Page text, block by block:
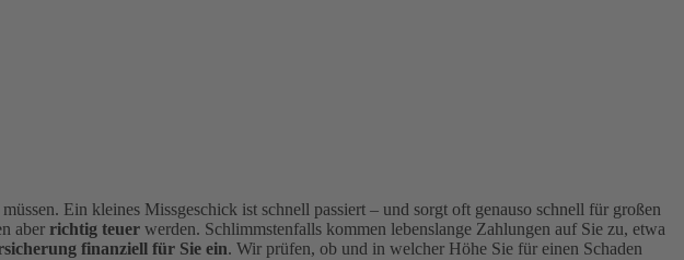
Ein kleines Missgeschick ist schnell passiert – und sorgt oft genauso schnell für großen
aber richtig teuer werden. Schlimmstenfalls kommen lebenslange Zahlungen auf Sie zu, etwa
finanziell für Sie ein. Wir prüfen, ob und in welcher Höhe Sie für einen Schaden